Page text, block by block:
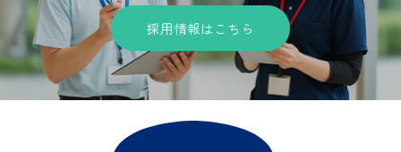
採用情報はこちら